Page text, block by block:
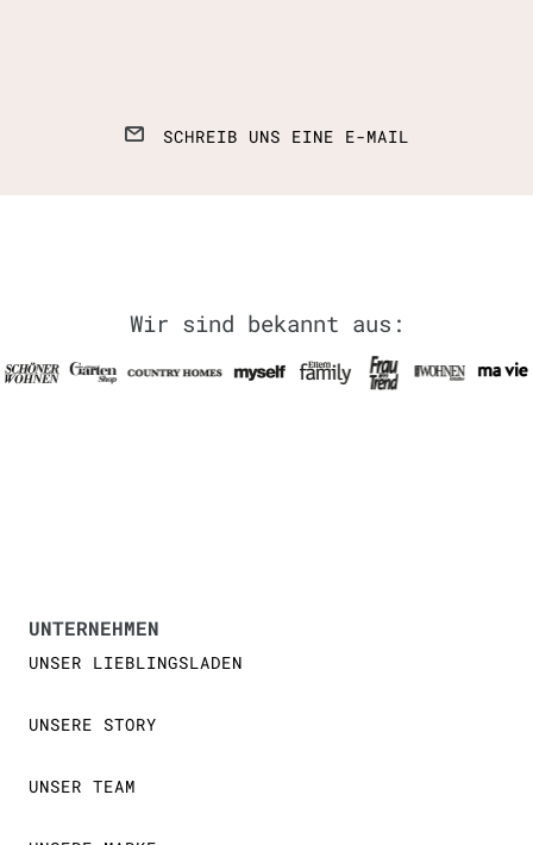
SCHREIB UNS EINE E-MAIL
Wir sind bekannt aus:
UNTERNEHMEN
UNSER LIEBLINGSLADEN
UNSERE STORY
UNSER TEAM